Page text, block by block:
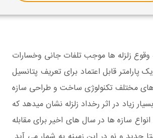
زلزله ها موجب تلفات جانی وخسارات
قابل اعتماد برای تعریف پتانسیل
های مختلف تکنولوژی ساخت و طراحی سازه
زیاد در اثر رخداد زلزله نشان میدهد که
سازه ها در سال های اخیر برای مقابله